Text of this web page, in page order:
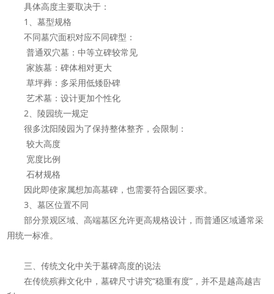
具体高度主要取决于：
1、墓型规格
不同墓穴面积对应不同碑型：
普通双穴墓：中等立碑较常见
家族墓：碑体相对更大
草坪葬：多采用低矮卧碑
艺术墓：设计更加个性化
2、陵园统一规定
很多沈阳陵园为了保持整体整齐，会限制：
较大高度
宽度比例
石材规格
因此即使家属想加高墓碑，也需要符合园区要求。
3、墓区位置不同
部分景观区域、高端墓区允许更高规格设计，而普通区域通常采
用统一标准。
三、传统文化中关于墓碑高度的说法
在传统殡葬文化中，墓碑尺寸讲究“稳重有度”，并不是越高越吉